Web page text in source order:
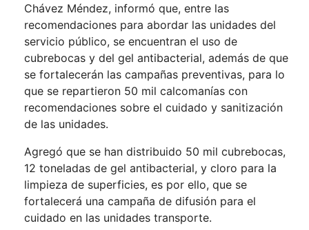
Chávez Méndez, informó que, entre las
recomendaciones para abordar las unidades del
servicio público, se encuentran el uso de
cubrebocas y del gel antibacterial, además de que
se fortalecerán las campañas preventivas, para lo
que se repartieron 50 mil calcomanías con
recomendaciones sobre el cuidado y sanitización
de las unidades.
Agregó que se han distribuido 50 mil cubrebocas,
12 toneladas de gel antibacterial, y cloro para la
limpieza de superficies, es por ello, que se
fortalecerá una campaña de difusión para el
cuidado en las unidades transporte.